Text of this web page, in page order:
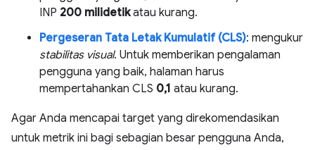
INP 200 milidetikatau kurang.
Pergeseran Tata Letak Kumulatif (CLS): mengukur
stabilitas visual. Untuk memberikan pengalaman
pengguna yang baik, halaman harus
mempertahankan CLS 0,1 atau kurang.
Agar Anda mencapai target yang direkomendasikan
untuk metrik ini bagi sebagian besar pengguna Anda,